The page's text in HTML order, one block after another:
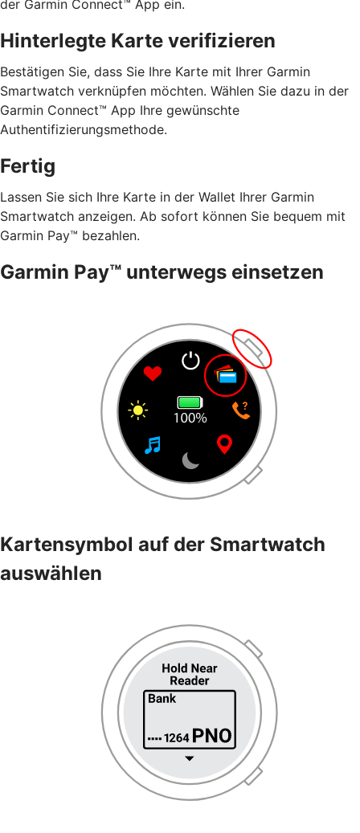
der Garmin Connect™ App ein.
Hinterlegte Karte verifizieren
Bestätigen Sie, dass Sie Ihre Karte mit Ihrer Garmin
Smartwatch verknüpfen möchten. Wählen Sie dazu in der
Garmin Connect™ App Ihre gewünschte
Authentifizierungsmethode.
Fertig
Lassen Sie sich Ihre Karte in der Wallet Ihrer Garmin
Smartwatch anzeigen. Ab sofort können Sie bequem mit
Garmin Pay™ bezahlen.
Garmin Pay™ unterwegs einsetzen
Kartensymbol auf der Smartwatch
auswählen